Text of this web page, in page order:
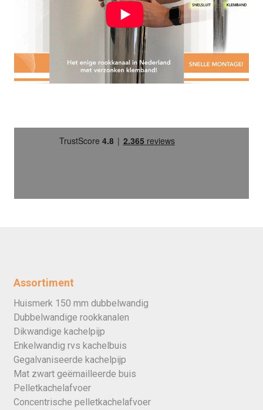
Assortiment
Huismerk 150 mm dubbelwandig
Dubbelwandige rookkanalen
Dikwandige kachelpijp
Enkelwandig rvs kachelbuis
Gegalvaniseerde kachelpijp
Mat zwart geëmailleerde buis
Pelletkachelafvoer
Concentrische pelletkachelafvoer